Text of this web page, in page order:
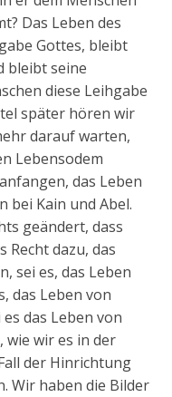
Das Leben des
Gottes, bleibt
bleibt seine
diese Leihgabe
später hören wir
darauf warten,
Lebensodem
das Leben
bei Kain und Abel.
geändert, dass
Recht dazu, das
sei es, das Leben
das Leben von
das Leben von
wie wir es in der
der Hinrichtung
Wir haben die Bilder